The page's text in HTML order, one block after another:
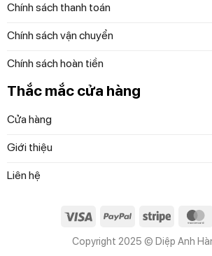
3 tốc độ hút để hút sạch mùi trong bếp
chỉnh 3 tốc độ
Chính sách thanh toán
Chính sách vận chuyển
Chính sách hoàn tiền
Thắc mắc cửa hàng
Cửa hàng
Giới thiệu
Liên hệ
Visa PayPal Stripe
Copyright 2025 © Diệp Anh